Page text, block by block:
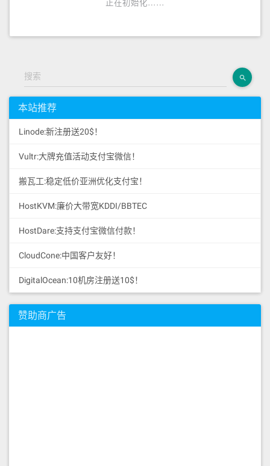
搜索
本站推荐
Linode:新注册送20$！
Vultr:大牌充值活动支付宝微信！
搬瓦工:稳定低价亚洲优化支付宝！
HostKVM:廉价大带宽KDDI/BBTEC
HostDare:支持支付宝微信付款！
CloudCone:中国客户友好！
DigitalOcean:10机房注册送10$！
赞助商广告